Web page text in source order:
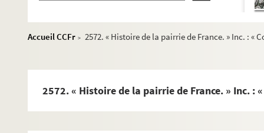
Accueil CCFr > 2572. « Histoire de la pairrie de France. » Inc. : «
2572. « Histoire de la pairrie de France. » Inc. :
2551. Lettre du marquis de Clermont-Tonnerre, ministre
2555. Recueil de pièces concernant l'église collégiale